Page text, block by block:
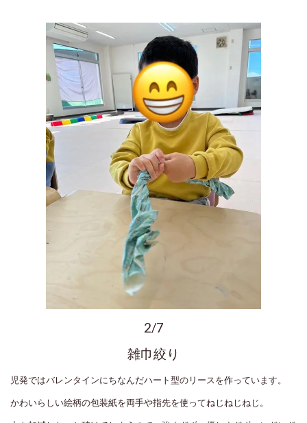
2/7
雑巾絞り
児発ではバレンタインにちなんだハート型のリースを作っています。
かわいらしい絵柄の包装紙を両手や指先を使ってねじねじねじ。